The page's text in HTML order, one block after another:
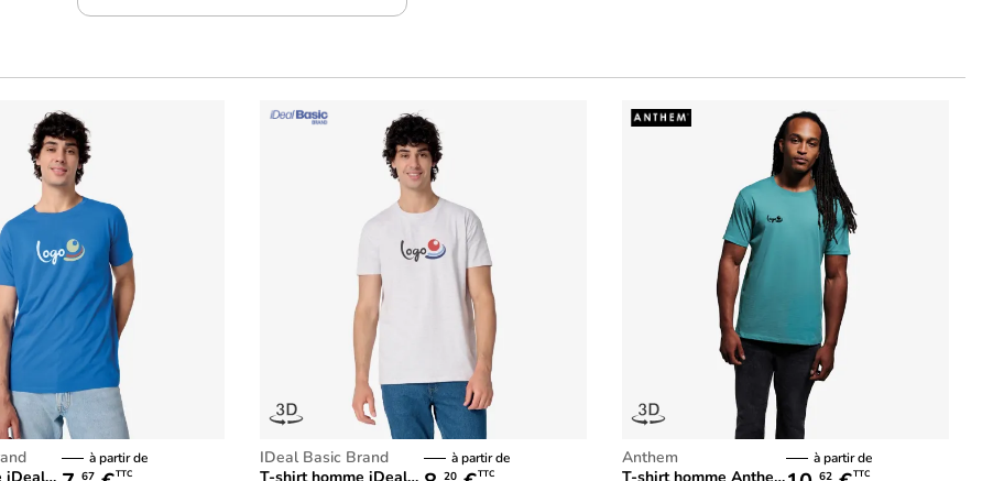
à partir de
67 TTC
iDeal Basic Brand
à partir de
20 TTC
Anthem
à partir de
62 TTC